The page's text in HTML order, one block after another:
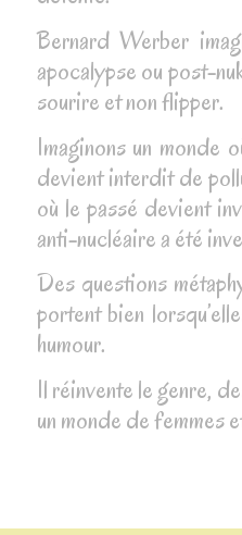
Bernard Werber
apocalypse ou post-
sourire et non flipper.
Imaginons un monde
devient interdit de
où le passé devient
anti-nucléaire a été
Des questions
portent bien
humour.
Il réinvente le genre,
un monde de femmes